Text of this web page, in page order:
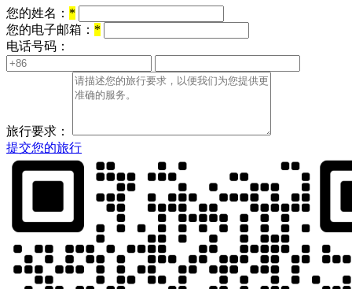
您的姓名： *
您的电子邮箱： *
电话号码：
旅行要求：
提交您的旅行